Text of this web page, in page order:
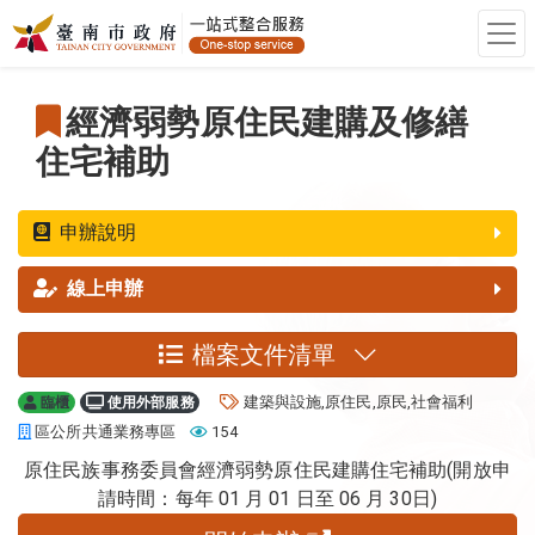
跳至主要內容
跳至主要內容
經濟弱勢原住民建購及修繕
住宅補助
申辦說明
線上申辦
檔案文件清單
臨櫃 使用外部服務 關鍵字
建築與設施,原住民,原民,社會福利
單位
區公所共通業務專區 關看人數
154
原住民族事務委員會經濟弱勢原住民建購住宅補助(開放申
請時間：每年 01 月 01 日至 06 月 30日)